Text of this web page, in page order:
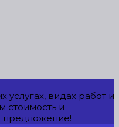
видах работ и
стоимость и
предложение!